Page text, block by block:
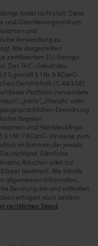
findet nicht statt. Diese
und Orientierung rund um
und
Verwendung zu
Alle dargestellten
zertifiziertem EU-Saatgut
Der THC-Gehalt des
gemäß § 1 Nr. 9 KCanG.
Gerichtshofs (C-663/18)
dieser Plattform verwendete
„Joints“, „Prerolls“ oder
Einordnung
illegalen
und Hanfstecklinge
1 Nr. 7 KCanG. Hinweise zum
im Rahmen der jeweils
Sämtliche
Rauchen oder zur
bestimmt. Alle Inhalte
allgemeinen Information,
Beratung dar und enthalten
erfolgen nach bestem
rechtlichen Stand.